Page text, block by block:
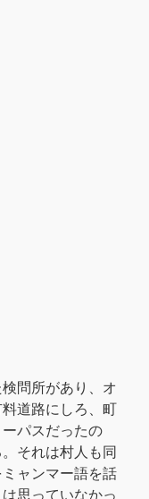
問所があり、オ
道路にしろ、町
パスだったの
それは村人も同
ャンマー語を話
思っていなかっ